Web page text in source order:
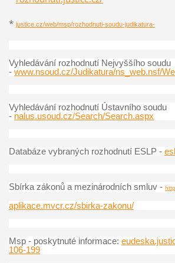
* justice.cz/web/msp/rozhodnuti-soudu-judikatura-
Vyhledávání rozhodnutí Nejvyššího soudu
- www.nsoud.cz/Judikatura/ns_web.nsf/
Vyhledávání rozhodnutí Ústavního soudu
- nalus.usoud.cz/Search/Search.aspx
Databáze vybraných rozhodnutí ESLP -
Sbírka zákonů a mezinárodních smluv -
aplikace.mvcr.cz/sbirka-zakonu/
Msp - poskytnuté informace:
106-199